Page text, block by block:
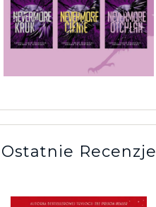
Ostatnie Recenzje